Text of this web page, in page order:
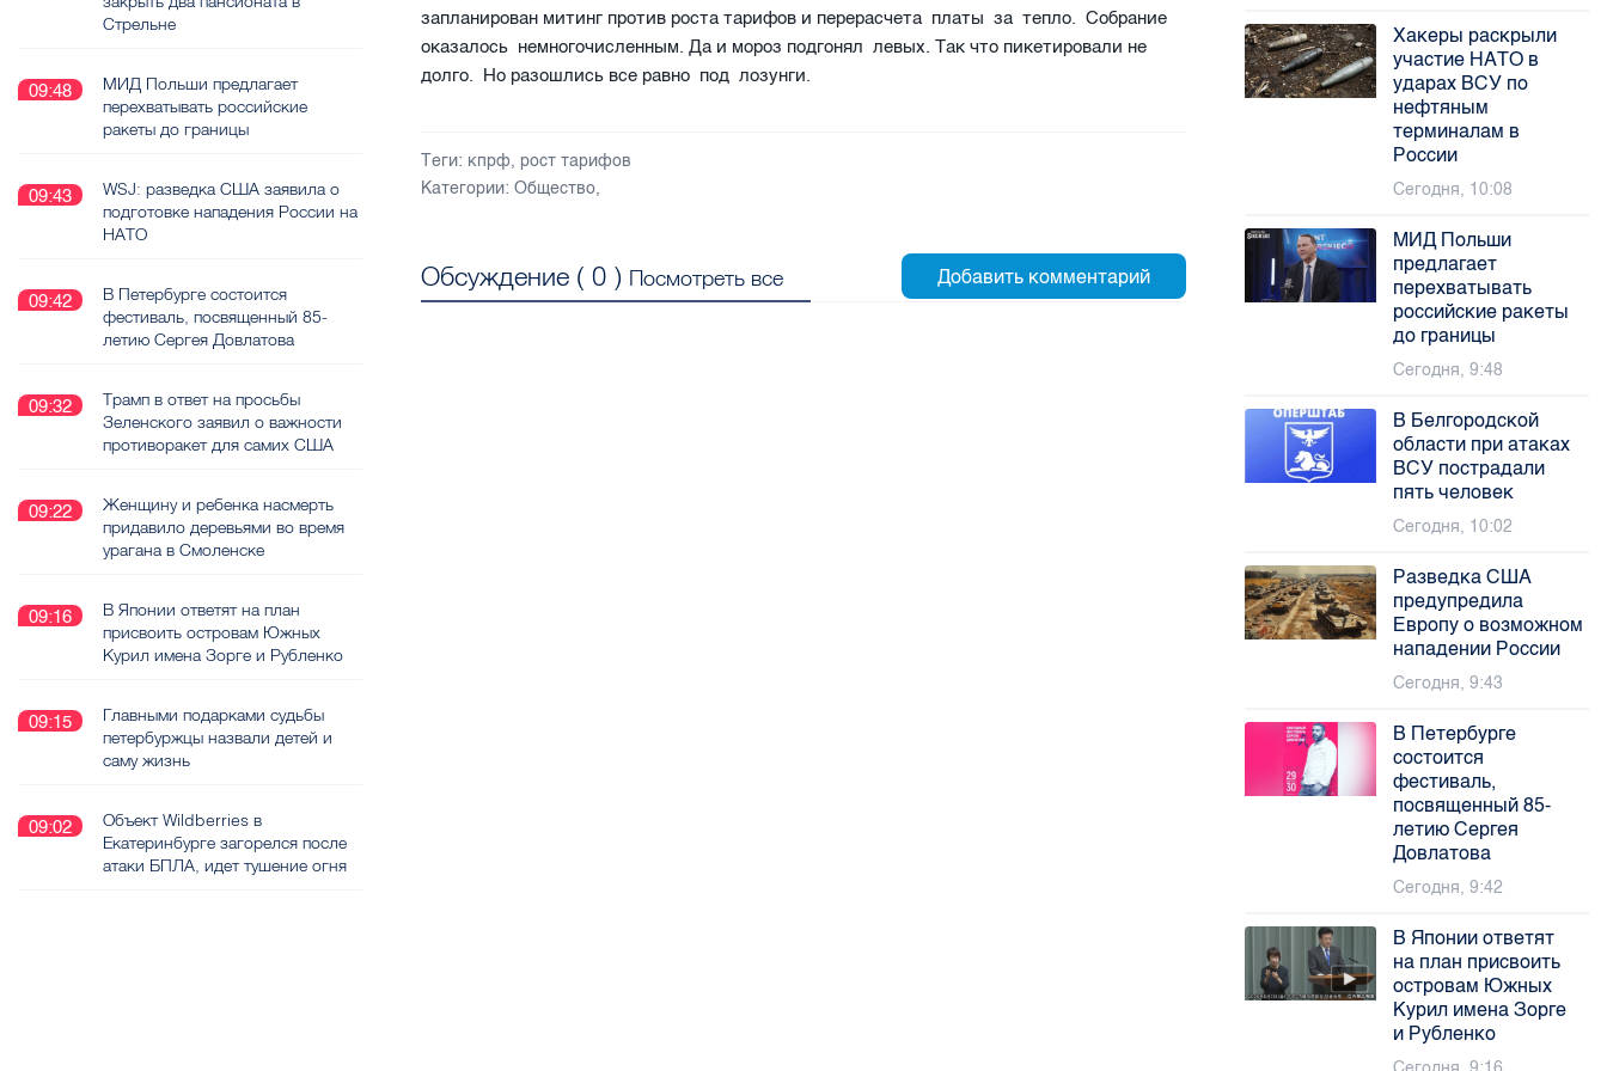
запланирован митинг против роста тарифов и перерасчета платы за тепло. Собрание
оказалось немногочисленным. Да и мороз подгонял левых. Так что пикетировали не
долго. Но разошлись все равно под лозунги.
Теги: кпрф, рост тарифов
Категории: Общество,
Обсуждение (0 ) Посмотреть все
Стрельне
09:48
МИД Польши предлагает
перехватывать российские
ракеты до границы
09:43
WSJ: разведка США заявила о
подготовке нападения России на
НАТО
09:42
В Петербурге состоится
фестиваль, посвященный 85-
летию Сергея Довлатова
09:32
Трамп в ответ на просьбы
Зеленского заявил о важности
противоракет для самих США
09:22
Женщину и ребенка насмерть
придавило деревьями во время
урагана в Смоленске
09:16
В Японии ответят на план
присвоить островам Южных
Курил имена Зорге и Рубленко
09:15
Главными подарками судьбы
петербуржцы назвали детей и
саму жизнь
09:02
Объект Wildberries в
Екатеринбурге загорелся после
атаки БПЛА, идет тушение огня
Хакеры раскрыли
участие НАТО в
ударах ВСУ по
нефтяным
терминалам в
России
Сегодня, 10:08
МИД Польши
предлагает
перехватывать
российские ракеты
до границы
Сегодня, 9:48
В Белгородской
области при атаках
ВСУ пострадали
пять человек
Сегодня, 10:02
Разведка США
предупредила
Европу о возможном
нападении России
Сегодня, 9:43
В Петербурге
состоится
фестиваль,
посвященный 85-
летию Сергея
Довлатова
Сегодня, 9:42
В Японии ответят
на план присвоить
островам Южных
Курил имена Зорге
и Рубленко